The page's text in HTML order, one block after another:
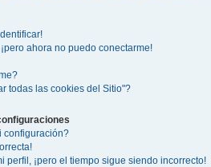
ahora no puedo conectarme!
todas las cookies del Sitio"?
configuración?
perfil, ¡pero el tiempo sigue siendo incorrecto!